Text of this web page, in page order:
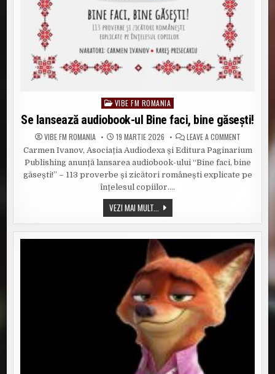
Posted
in
VIBE FM ROMANIA
Se lansează audiobook-ul Bine faci, bine găsești!
VIBE FM ROMANIA 19 MARTIE 2026 LEAVE A COMMENTON
LANSEAZĂ
UL
BINE
FACI,
Carmen Ivanov, Asociația Audiodexa și Editura Paginarium
Publishing anunță lansarea audiobook-ului “Bine faci, bine
găsești!” – 113 proverbe și zicători românești explicate pe
înțelesul copiilor….
VEZI MAI MULT... SE
LANSEAZĂ
AUDIOBOOK-
UL
BINE
FACI,
BINE
GĂSEȘTI!